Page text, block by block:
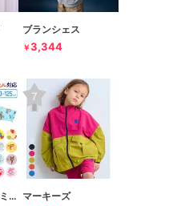
ブランシェス
￥3,344
バックヤードファミリー マーキーズ